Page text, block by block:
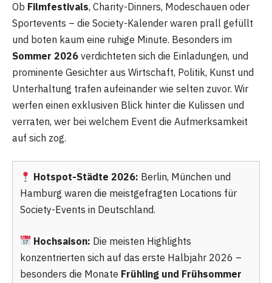
Ob Filmfestivals, Charity-Dinners, Modeschauen oder
Sportevents – die Society-Kalender waren prall gefüllt
und boten kaum eine ruhige Minute. Besonders im
Sommer 2026 verdichteten sich die Einladungen, und
prominente Gesichter aus Wirtschaft, Politik, Kunst und
Unterhaltung trafen aufeinander wie selten zuvor. Wir
werfen einen exklusiven Blick hinter die Kulissen und
verraten, wer bei welchem Event die Aufmerksamkeit
auf sich zog.
Hotspot-Städte 2026: Berlin, München und
Hamburg waren die meistgefragten Locations für
Society-Events in Deutschland.
Hochsaison: Die meisten Highlights
konzentrierten sich auf das erste Halbjahr 2026 –
besonders die Monate Frühling und Frühsommer